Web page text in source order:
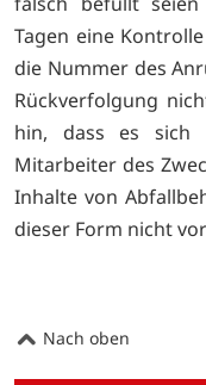
Tagen eine
die Nummer des
Rückverfolgung
hin, dass es sich
Mitarbeiter des
Inhalte von
dieser Form nicht
Nach oben